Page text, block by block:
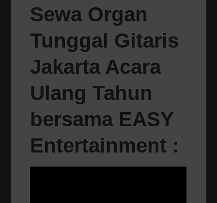
Sewa Organ
Tunggal Gitaris
Jakarta Acara
Ulang Tahun
bersama EASY
Entertainment :